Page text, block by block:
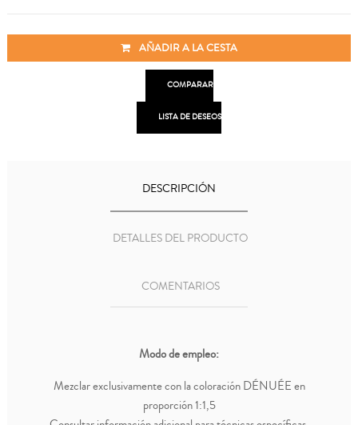
AÑADIR A LA CESTA
COMPARAR
LISTA DE DESEOS
DESCRIPCIÓN
DETALLES DEL PRODUCTO
COMENTARIOS
Modo de empleo:
Mezclar exclusivamente con la coloración DÉNUÉE en
proporción 1:1,5